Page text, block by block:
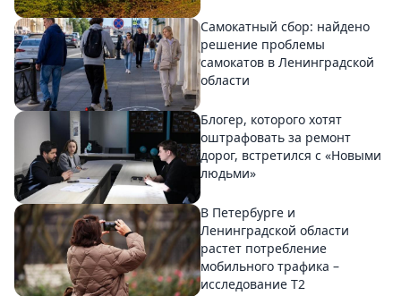
Самокатный сбор: найдено
решение проблемы
самокатов в Ленинградской
области
Блогер, которого хотят
оштрафовать за ремонт
дорог, встретился с «Новыми
людьми»
В Петербурге и
Ленинградской области
растет потребление
мобильного трафика –
исследование T2